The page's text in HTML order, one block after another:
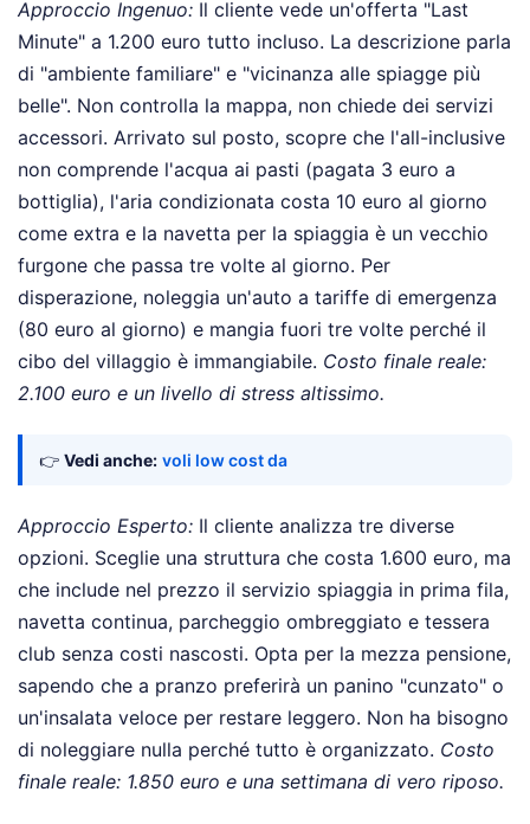
Approccio Ingenuo: Il cliente vede un'offerta "Last
Minute" a 1.200 euro tutto incluso. La descrizione parla
di "ambiente familiare" e "vicinanza alle spiagge più
belle". Non controlla la mappa, non chiede dei servizi
accessori. Arrivato sul posto, scopre che l'all-inclusive
non comprende l'acqua ai pasti (pagata 3 euro a
bottiglia), l'aria condizionata costa 10 euro al giorno
come extra e la navetta per la spiaggia è un vecchio
furgone che passa tre volte al giorno. Per
disperazione, noleggia un'auto a tariffe di emergenza
(80 euro al giorno) e mangia fuori tre volte perché il
cibo del villaggio è immangiabile. Costo finale reale:
2.100 euro e un livello di stress altissimo.
👉 Vedi anche: voli low cost da
Approccio Esperto: Il cliente analizza tre diverse
opzioni. Sceglie una struttura che costa 1.600 euro, ma
che include nel prezzo il servizio spiaggia in prima fila,
navetta continua, parcheggio ombreggiato e tessera
club senza costi nascosti. Opta per la mezza pensione,
sapendo che a pranzo preferirà un panino "cunzato" o
un'insalata veloce per restare leggero. Non ha bisogno
di noleggiare nulla perché tutto è organizzato. Costo
finale reale: 1.850 euro e una settimana di vero riposo.